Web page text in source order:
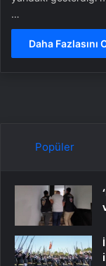
…
Daha Fazlasını
Popüler